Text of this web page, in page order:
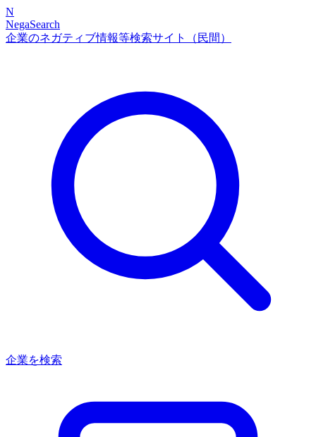
N
NegaSearch
企業のネガティブ情報等検索サイト（民間）
企業を検索